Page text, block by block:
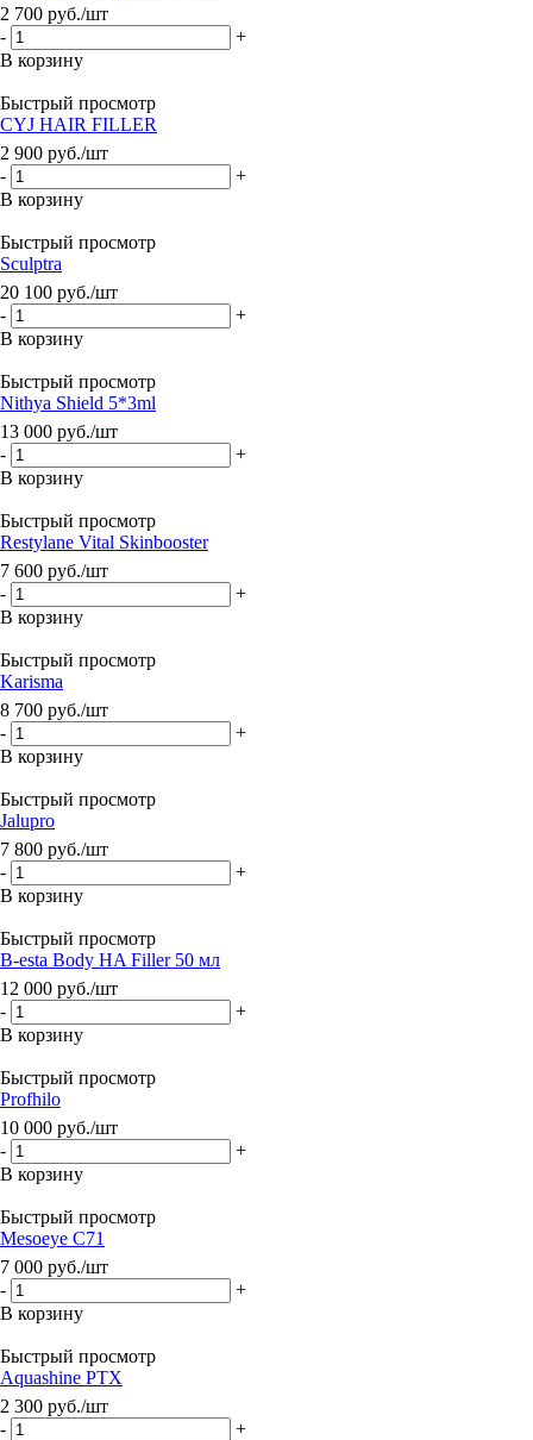
2 700 руб./шт
-
+
В корзину
Быстрый просмотр
CYJ HAIR FILLER
2 900 руб./шт
-
+
В корзину
Быстрый просмотр
Sculptra
20 100 руб./шт
-
+
В корзину
Быстрый просмотр
Nithya Shield 5*3ml
13 000 руб./шт
-
+
В корзину
Быстрый просмотр
Restylane Vital Skinbooster
7 600 руб./шт
-
+
В корзину
Быстрый просмотр
Karisma
8 700 руб./шт
-
+
В корзину
Быстрый просмотр
Jalupro
7 800 руб./шт
-
+
В корзину
Быстрый просмотр
B-esta Body HA Filler 50 мл
12 000 руб./шт
-
+
В корзину
Быстрый просмотр
Profhilo
10 000 руб./шт
-
+
В корзину
Быстрый просмотр
Mesoeye C71
7 000 руб./шт
-
+
В корзину
Быстрый просмотр
Aquashine PTX
2 300 руб./шт
-
+